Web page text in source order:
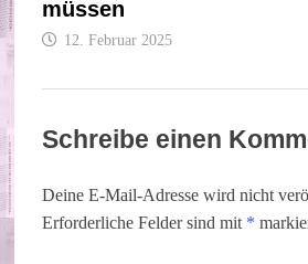
müssen
12. Februar 2025
Schreibe einen
Deine E-Mail-Adresse wird nicht
Erforderliche Felder sind mit *